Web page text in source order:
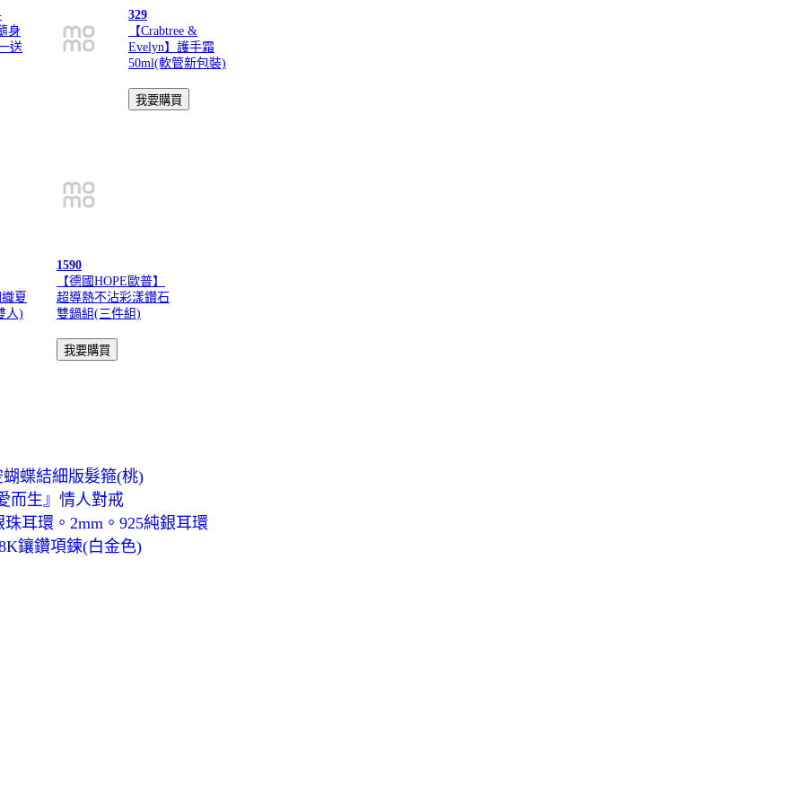
身
送
329
【Crabtree &
Evelyn】護手霜
50ml(軟管新包裝)
夏
人)
1590
【德國HOPE歐普】
超導熱不沾彩漾鑽石
雙鍋組(三件組)
蝶結細版髮箍(桃)
而生』情人對戒
耳環。2mm。925純銀耳環
鑲鑽項鍊(白金色)